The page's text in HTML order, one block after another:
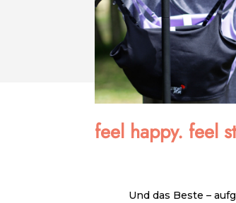
feel happy. feel
Und das Beste –